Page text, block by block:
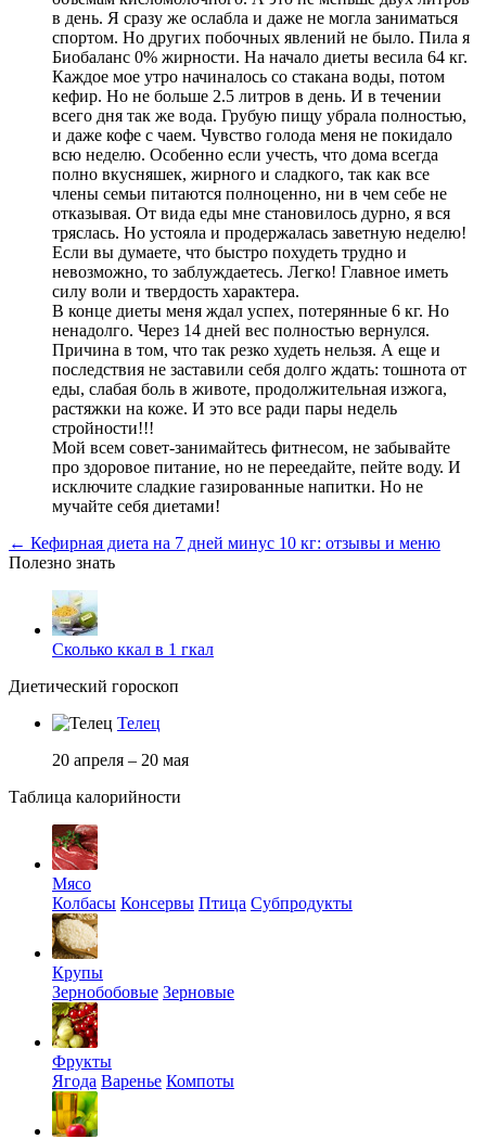
в день. Я сразу же ослабла и даже не могла заниматься
спортом. Но других побочных явлений не было. Пила я
Биобаланс 0% жирности. На начало диеты весила 64 кг.
Каждое мое утро начиналось со стакана воды, потом
кефир. Но не больше 2.5 литров в день. И в течении
всего дня так же вода. Грубую пищу убрала полностью,
и даже кофе с чаем. Чувство голода меня не покидало
всю неделю. Особенно если учесть, что дома всегда
полно вкусняшек, жирного и сладкого, так как все
члены семьи питаются полноценно, ни в чем себе не
отказывая. От вида еды мне становилось дурно, я вся
тряслась. Но устояла и продержалась заветную неделю!
Если вы думаете, что быстро похудеть трудно и
невозможно, то заблуждаетесь. Легко! Главное иметь
силу воли и твердость характера.
В конце диеты меня ждал успех, потерянные 6 кг. Но
ненадолго. Через 14 дней вес полностью вернулся.
Причина в том, что так резко худеть нельзя. А еще и
последствия не заставили себя долго ждать: тошнота от
еды, слабая боль в животе, продолжительная изжога,
растяжки на коже. И это все ради пары недель
стройности!!!
Мой всем совет-занимайтесь фитнесом, не забывайте
про здоровое питание, но не переедайте, пейте воду. И
исключите сладкие газированные напитки. Но не
мучайте себя диетами!
← Кефирная диета на 7 дней минус 10 кг: отзывы и меню
Полезно знать
Сколько ккал в 1 гкал
Диетический гороскоп
Телец
20 апреля – 20 мая
Таблица калорийности
Мясо
Колбасы Консервы Птица Субпродукты
Крупы
Зернобобовые Зерновые
Фрукты
Ягода Варенье Компоты